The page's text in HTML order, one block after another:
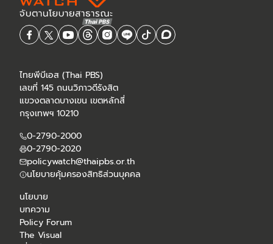
ไทยพีบีเอส (Thai PBS)
เลขที่ 145 ถนนวิภาวดีรังสิต
แขวงตลาดบางเขน เขตหลักสี่
กรุงเทพฯ 10210
0-2790-2000
0-2790-2020
policywatch@thaipbs.or.th
นโยบายคุ้มครองสิทธิส่วนบุคคล
นโยบาย
บทความ
Policy Forum
The Visual